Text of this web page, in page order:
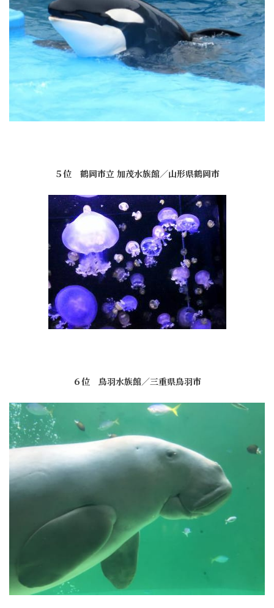
５位 鶴岡市立 加茂水族館／山形県鶴岡市
６位 鳥羽水族館／三重県鳥羽市